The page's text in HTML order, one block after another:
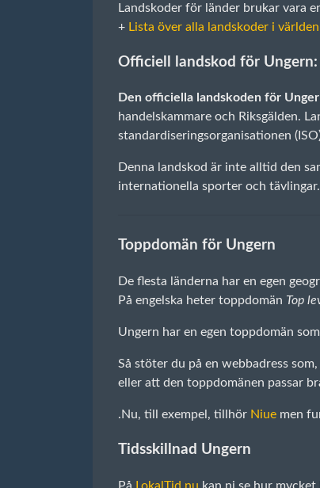
Landskoder för länder brukar vara
+ Lista över alla landskoder i världen
Officiell landskod för Ungern:
Den officiella landskoden för
handelskammare och Riksgälden.
standardiseringsorganisationen
Denna landskod är inte alltid den
internationella sporter och tävlingar.
Toppdomän för Ungern
De flesta länderna har en egen
På engelska heter toppdomän Top
Ungern har en egen toppdomän
Så stöter du på en webbadress
eller att den toppdomänen passar
.Nu, till exempel, tillhör Niue men
Tidsskillnad Ungern
På LokalTid.nu kan ni se hur